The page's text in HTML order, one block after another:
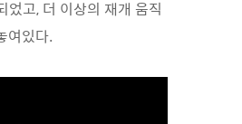
고, 더 이상의 재개 움직
여있다.